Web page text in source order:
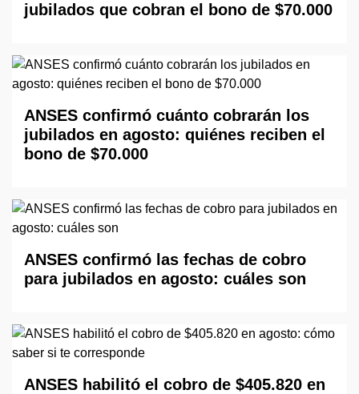
jubilados que cobran el bono de $70.000
ANSES confirmó cuánto cobrarán los
jubilados en agosto: quiénes reciben el
bono de $70.000
ANSES confirmó las fechas de cobro
para jubilados en agosto: cuáles son
ANSES habilitó el cobro de $405.820 en